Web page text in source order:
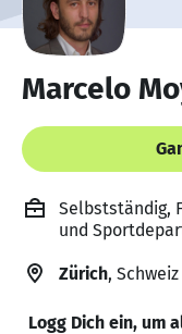
Marcelo
Selbstständig,
und
Zürich, Schweiz
Logg Dich ein, um